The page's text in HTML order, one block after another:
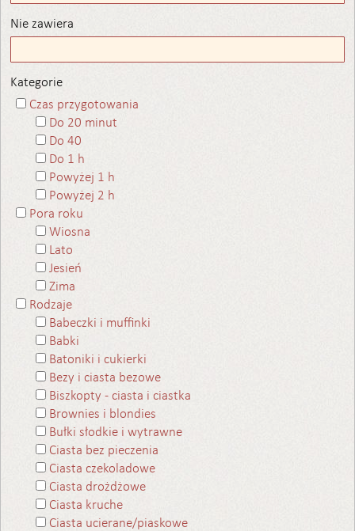
Nie zawiera
Kategorie
Czas przygotowania
Do 20 minut
Do 40
Do 1 h
Powyżej 1 h
Powyżej 2 h
Pora roku
Wiosna
Lato
Jesień
Zima
Rodzaje
Babeczki i muffinki
Babki
Batoniki i cukierki
Bezy i ciasta bezowe
Biszkopty - ciasta i ciastka
Brownies i blondies
Bułki słodkie i wytrawne
Ciasta bez pieczenia
Ciasta czekoladowe
Ciasta drożdżowe
Ciasta kruche
Ciasta ucierane/piaskowe